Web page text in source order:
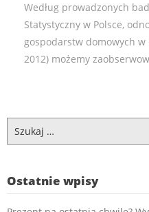
Według prowadzonych
Statystyczny w Polsce,
gospodarstw domowych w
2012) możemy
Szukaj:
Ostatnie wpisy